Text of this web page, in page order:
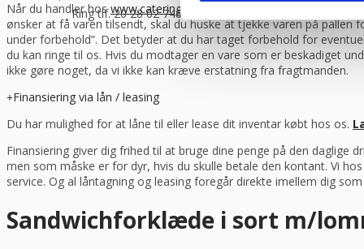
Ring tlf. 20 28 02 748-16.30 (fre 8-13.30)
Når du handler hoswww.cateringinventar.dk
kan du enten vælge
ønsker at få varen tilsendt, skal du huske at tjekke varen på
under forbehold”. Det betyder at du har taget forbehold for
du kan ringe til os. Hvis du modtager en vare som er beskadiget
ikke gøre noget, da vi ikke kan kræve erstatning fra fragtmanden.
Finansiering via lån / leasing
Du har mulighed for at låne til eller lease dit inventar købt hos os.
Finansiering giver dig frihed til at bruge dine penge på den
men som måske er for dyr, hvis du skulle betale den kontant. Vi hos
service. Og al låntagning og leasing foregår direkte imellem dig
Sandwichforklæde i sort m/